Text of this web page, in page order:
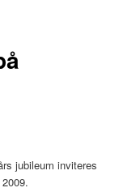
jubileum inviteres